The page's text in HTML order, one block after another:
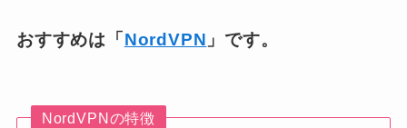
おすすめは「 NordVPN 」です。
NordVPNの特徴